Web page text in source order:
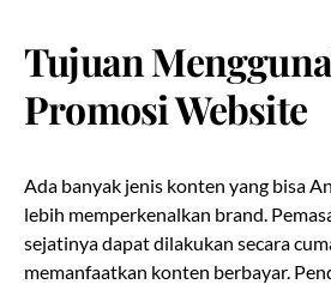
Tujuan
Promosi Website
Ada banyak jenis konten yang bisa
lebih memperkenalkan brand.
sejatinya dapat dilakukan secara
memanfaatkan konten berbayar.